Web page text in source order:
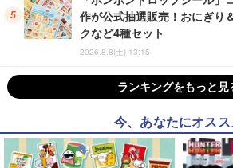
作が公式抽選販売！おにぎり
クなど4種セット
2026.8.8(土) 13:15
ランキングをもっと見
今、あなたにオスス